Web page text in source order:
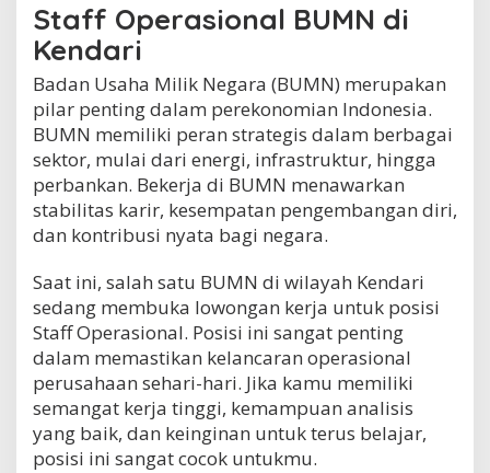
d
i
2
0
2
5
Staff Operasional BUMN di
Kendari
Badan Usaha Milik Negara (BUMN) merupakan
pilar penting dalam perekonomian Indonesia.
BUMN memiliki peran strategis dalam berbagai
sektor, mulai dari energi, infrastruktur, hingga
perbankan. Bekerja di BUMN menawarkan
stabilitas karir, kesempatan pengembangan diri,
dan kontribusi nyata bagi negara.
Saat ini, salah satu BUMN di wilayah Kendari
sedang membuka lowongan kerja untuk posisi
Staff Operasional. Posisi ini sangat penting
dalam memastikan kelancaran operasional
perusahaan sehari-hari. Jika kamu memiliki
semangat kerja tinggi, kemampuan analisis
yang baik, dan keinginan untuk terus belajar,
posisi ini sangat cocok untukmu.